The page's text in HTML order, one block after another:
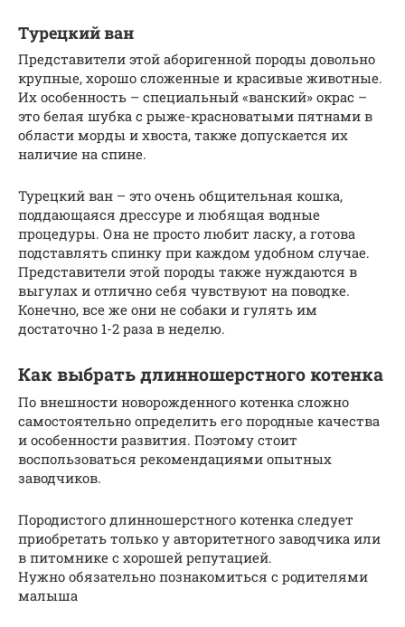
Турецкий ван
Представители этой аборигенной породы довольно
крупные, хорошо сложенные и красивые животные.
Их особенность – специальный «ванский» окрас –
это белая шубка с рыже-красноватыми пятнами в
области морды и хвоста, также допускается их
наличие на спине.
Турецкий ван – это очень общительная кошка,
поддающаяся дрессуре и любящая водные
процедуры. Она не просто любит ласку, а готова
подставлять спинку при каждом удобном случае.
Представители этой породы также нуждаются в
выгулах и отлично себя чувствуют на поводке.
Конечно, все же они не собаки и гулять им
достаточно 1-2 раза в неделю.
Как выбрать длинношерстного котенка
По внешности новорожденного котенка сложно
самостоятельно определить его породные качества
и особенности развития. Поэтому стоит
воспользоваться рекомендациями опытных
заводчиков.
Породистого длинношерстного котенка следует
приобретать только у авторитетного заводчика или
в питомнике с хорошей репутацией.
Нужно обязательно познакомиться с родителями
малыша